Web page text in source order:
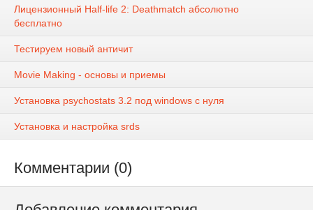
Лицензионный Half-life 2: Deathmatch абсолютно
бесплатно
Тестируем новый античит
Movie Making - основы и приемы
Установка psychostats 3.2 под windows с нуля
Установка и настройка srds
Комментарии (0)